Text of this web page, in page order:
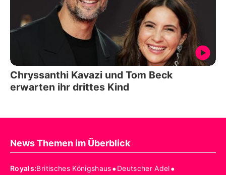
Chryssanthi Kavazi und Tom Beck
erwarten ihr drittes Kind
News Themen im Überblick
Royals:Britisches Königshaus•Deutscher Adel•